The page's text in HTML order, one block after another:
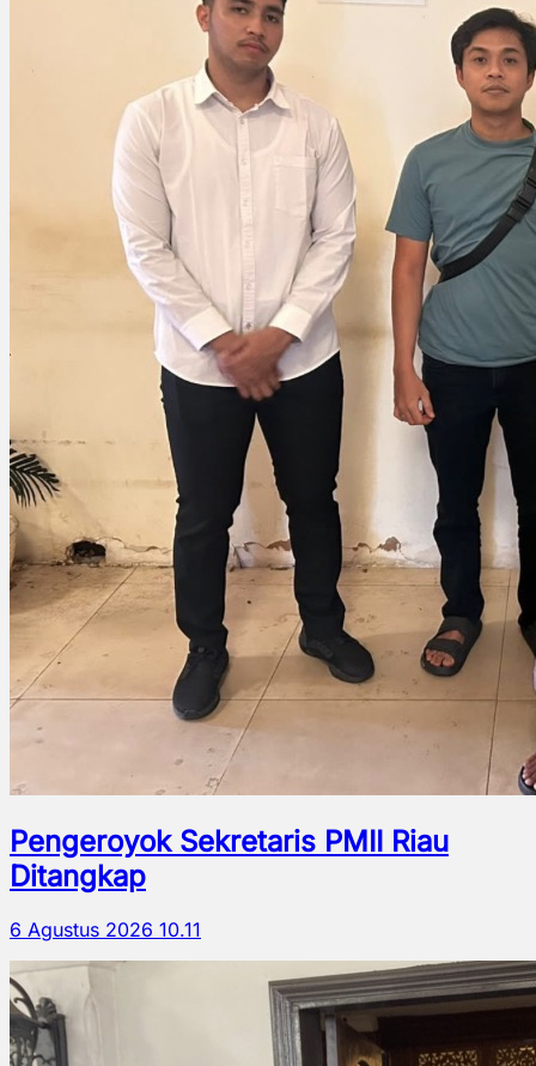
Pengeroyok Sekretaris PMII Riau
Ditangkap
6 Agustus 2026 10.11